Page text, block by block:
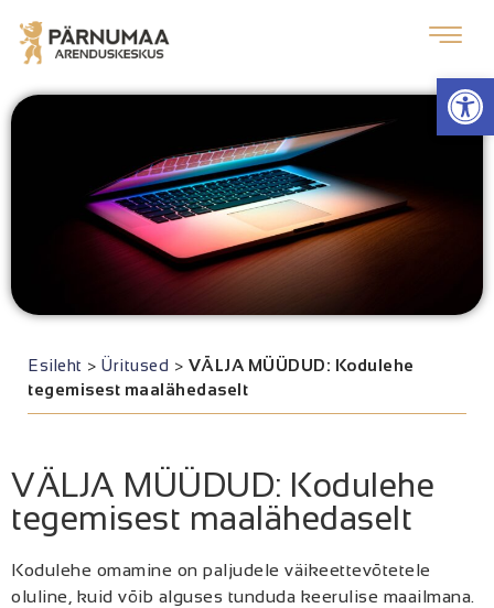
Esileht > Üritused > VÄLJA MÜÜDUD: Kodulehe
tegemisest maalähedaselt
VÄLJA MÜÜDUD: Kodulehe
tegemisest maalähedaselt
Kodulehe omamine on paljudele väikeettevõtetele
oluline, kuid võib alguses tunduda keerulise maailmana.